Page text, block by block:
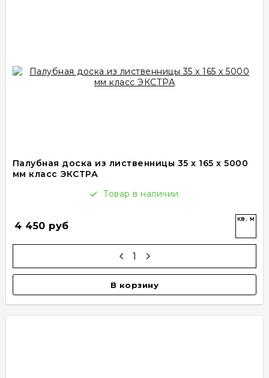
Палубная доска из лиственницы 35 x 165 x 5000
мм класс ЭКСТРА
Товар в наличии
4 450 руб
кв. м
В корзину